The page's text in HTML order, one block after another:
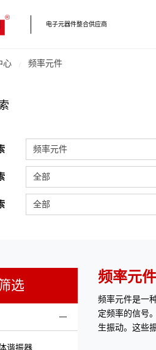
电子元器件整合供应商
心 频率元件
频率元件
全部
全部
选
谐振器
频率元件
频率元件是一
定频率的信号
生振动。这些